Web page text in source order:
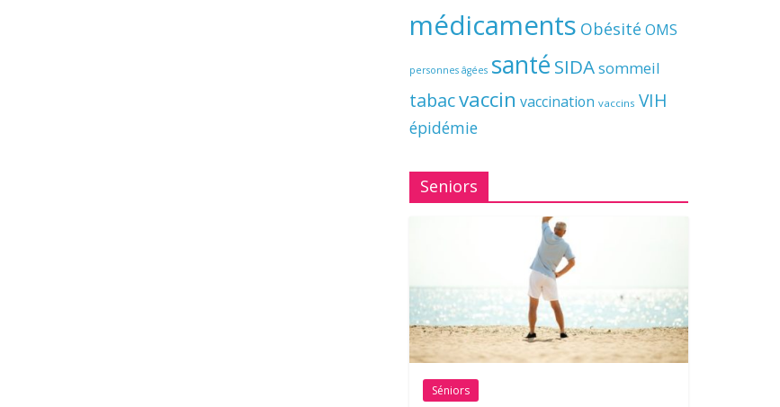
médicaments Obésité OMS
personnes âgées santé SIDAsommeil
tabacvaccin vaccination vaccins VIH
épidémie
Seniors
Séniors